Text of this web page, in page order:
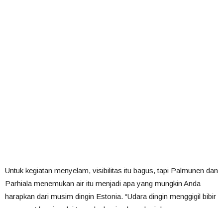
Untuk kegiatan menyelam, visibilitas itu bagus, tapi Palmunen dan
Parhiala menemukan air itu menjadi apa yang mungkin Anda
harapkan dari musim dingin Estonia. “Udara dingin menggigil bibir